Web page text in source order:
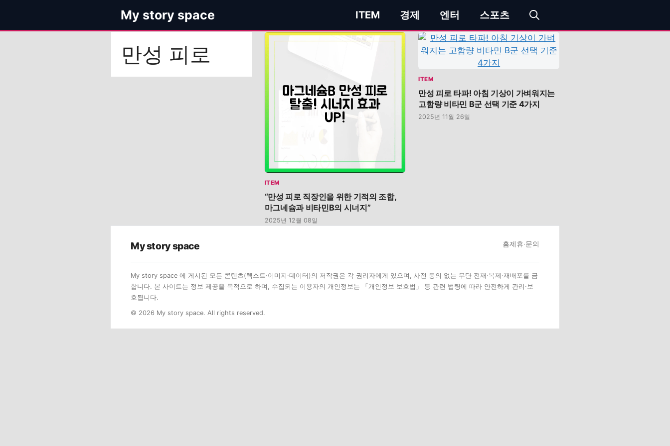
츠
My story space ITEM 경제 엔터 스포츠
만성 피로
ITEM
“만성 피로 직장인을 위한 기적의 조합,
마그네슘과 비타민B의 시너지”
2025년 12월 08일
ITEM
만성 피로 타파! 아침 기상이 가벼워지는
고함량 비타민 B군 선택 기준 4가지
2025년 11월 26일
My story space 홈제휴·문의
My story space 에 게시된 모든 콘텐츠(텍스트·이미지·데이터)의 저작권은 각 권리자에게 있으며, 사전 동의 없는 무단 전재·복제·재배포를 금
합니다. 본 사이트는 정보 제공을 목적으로 하며, 수집되는 이용자의 개인정보는 「개인정보 보호법」 등 관련 법령에 따라 안전하게 관리·보
호됩니다.
© 2026 My story space. All rights reserved.